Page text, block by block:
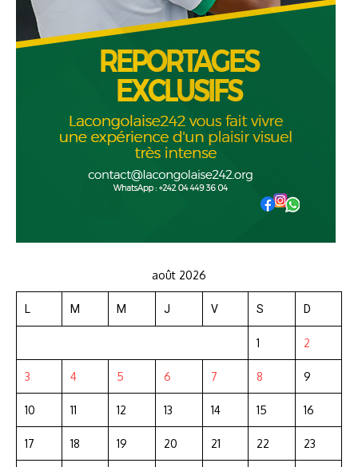
août 2026
L M M J V S D
1 2
3 4 5 6 7 8 9
10 11 12 13 14 15 16
17 18 19 20 21 22 23